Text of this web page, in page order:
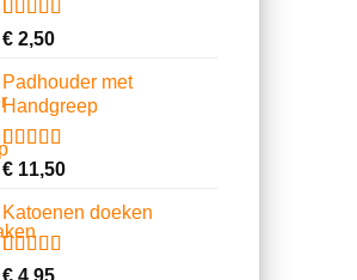
Gewaardeerd
4.00
gebaseerd
op
3
klantbeoordelingen
€2,50
Padhouder met
Handgreep
Gewaardeerd
op 5
gebaseerd
op
6
klantbeoordelingen
€11,50
Katoenen doeken
Gewaardeerd
13
€4,95